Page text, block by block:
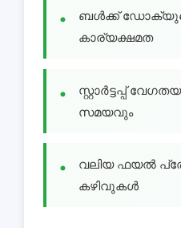
ബൾക്ക്
കാര്യക്ഷമത
സ്റ്റാർട്ടപ്പ്
സമയവും
വലിയ ഫയൽ
കഴിവുകൾ